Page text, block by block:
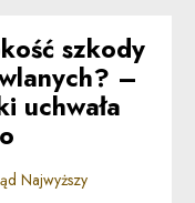
szkody
–
uchwała
Najwyższy